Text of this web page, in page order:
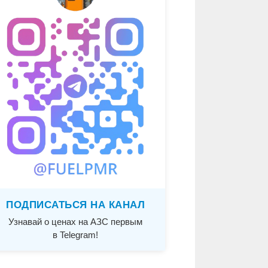
ПОДПИСАТЬСЯ НА КАНАЛ
Узнавай о ценах на АЗС первым
в Telegram!